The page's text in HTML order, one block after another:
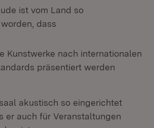
ist vom Land so
dass
Kunstwerke nach internationalen
präsentiert werden
akustisch so eingerichtet
er auch für Veranstaltungen